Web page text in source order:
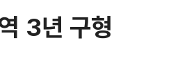
3년 구형